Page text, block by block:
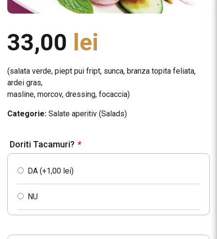
33,00 lei
(salata verde, piept pui fript, sunca, branza topita feliata,
ardei gras,
masline, morcov, dressing, focaccia)
Categorie: Salate aperitiv (Salads)
Doriti Tacamuri? *
DA (+1,00 lei)
NU